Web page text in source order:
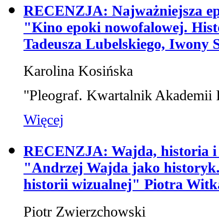
RECENZJA: Najważniejsza
"Kino epoki nowofalowej.
Tadeusza Lubelskiego, Iwony
Karolina Kosińska
"Pleograf. Kwartalnik Akademii
Więcej
RECENZJA: Wajda, historia
"Andrzej Wajda jako
historii wizualnej" Piotra
Piotr Zwierzchowski